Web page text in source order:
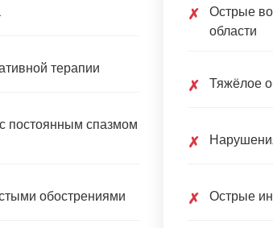
терапии
постоянным спазмом
обострениями
✗
Острые
области
✗ Тяжёлое
✗
✗ Острые